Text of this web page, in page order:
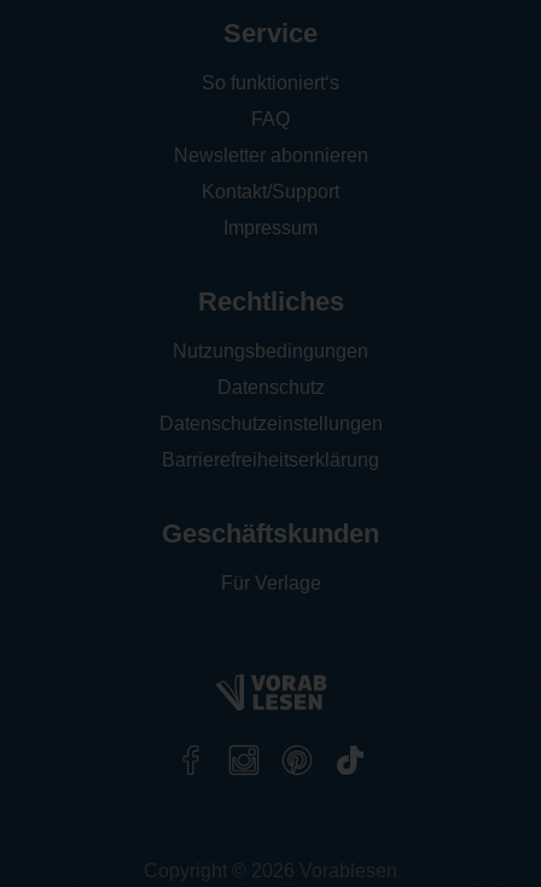
Service
So funktioniert‘s
FAQ
Newsletter abonnieren
Kontakt/Support
Impressum
Rechtliches
Nutzungsbedingungen
Datenschutz
Datenschutzeinstellungen
Barrierefreiheitserklärung
Geschäftskunden
Für Verlage
Copyright © 2026 Vorablesen